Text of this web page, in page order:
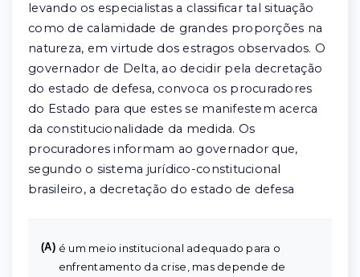
levando os especialistas a classificar tal situação
como de calamidade de grandes proporções na
natureza, em virtude dos estragos observados. O
governador de Delta, ao decidir pela decretação
do estado de defesa, convoca os procuradores
do Estado para que estes se manifestem acerca
da constitucionalidade da medida. Os
procuradores informam ao governador que,
segundo o sistema jurídico-constitucional
brasileiro, a decretação do estado de defesa
(A) é um meio institucional adequado para o
enfrentamento da crise, mas depende de